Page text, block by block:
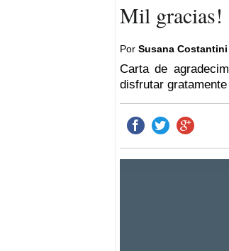
Mil gracias!
Por Susana Costantini
Carta de
disfrutar